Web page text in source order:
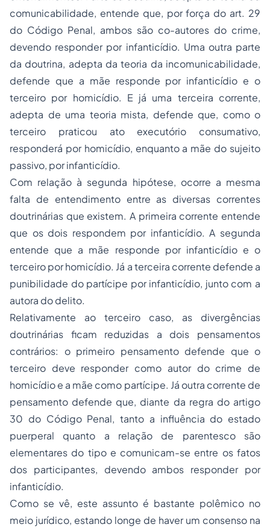
comunicabilidade, entende que, por força do art. 29
do Código Penal, ambos são co-autores do crime,
devendo responder por infanticídio. Uma outra parte
da doutrina, adepta da teoria da incomunicabilidade,
defende que a mãe responde por infanticídio e o
terceiro por homicídio. E já uma terceira corrente,
adepta de uma teoria mista, defende que, como o
terceiro praticou ato executório consumativo,
responderá por homicídio, enquanto a mãe do sujeito
passivo, por infanticídio.
Com relação à segunda hipótese, ocorre a mesma
falta de entendimento entre as diversas correntes
doutrinárias que existem. A primeira corrente entende
que os dois respondem por infanticídio. A segunda
entende que a mãe responde por infanticídio e o
terceiro por homicídio. Já a terceira corrente defende a
punibilidade do partícipe por infanticídio, junto com a
autora do delito.
Relativamente ao terceiro caso, as divergências
doutrinárias ficam reduzidas a dois pensamentos
contrários: o primeiro pensamento defende que o
terceiro deve responder como autor do crime de
homicídio e a mãe como partícipe. Já outra corrente de
pensamento defende que, diante da regra do artigo
30 do Código Penal, tanto a influência do estado
puerperal quanto a relação de parentesco são
elementares do tipo e comunicam-se entre os fatos
dos participantes, devendo ambos responder por
infanticídio.
Como se vê, este assunto é bastante polêmico no
meio jurídico, estando longe de haver um consenso na